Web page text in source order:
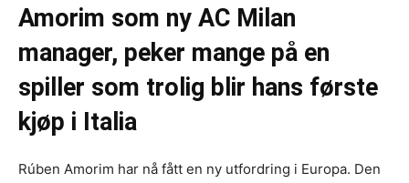
Amorim som ny AC Milan
manager, peker mange på en
spiller som trolig blir hans første
kjøp i Italia
Rúben Amorim har nå fått en ny utfordring i Europa. Den